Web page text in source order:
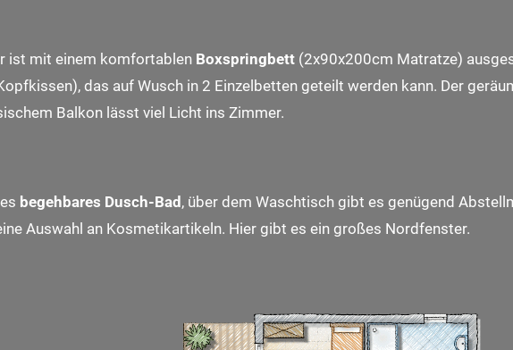
ist mit einem komfortablen Boxspringbett (2x90x200cm Matratze)
das auf Wusch in 2 Einzelbetten geteilt werden kann. Der
Balkon lässt viel Licht ins Zimmer.
begehbares Dusch-Bad, über dem Waschtisch gibt es genügend
Auswahl an Kosmetikartikeln. Hier gibt es ein großes Nordfenster.